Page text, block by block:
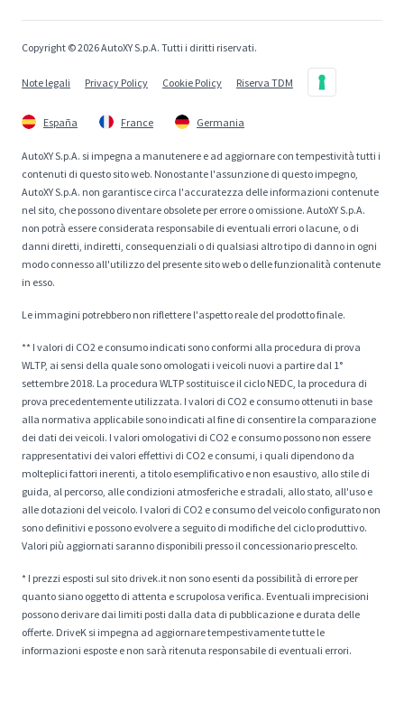
Copyright © 2026 AutoXY S.p.A. Tutti i diritti riservati.
Note legali Privacy Policy Cookie Policy Riserva TDM
España France Germania
AutoXY S.p.A. si impegna a manutenere e ad aggiornare con tempestività tutti i
contenuti di questo sito web. Nonostante l'assunzione di questo impegno,
AutoXY S.p.A. non garantisce circa l'accuratezza delle informazioni contenute
nel sito, che possono diventare obsolete per errore o omissione. AutoXY S.p.A.
non potrà essere considerata responsabile di eventuali errori o lacune, o di
danni diretti, indiretti, consequenziali o di qualsiasi altro tipo di danno in ogni
modo connesso all'utilizzo del presente sito web o delle funzionalità contenute
in esso.
Le immagini potrebbero non riflettere l'aspetto reale del prodotto finale.
** I valori di CO2 e consumo indicati sono conformi alla procedura di prova
WLTP, ai sensi della quale sono omologati i veicoli nuovi a partire dal 1°
settembre 2018. La procedura WLTP sostituisce il ciclo NEDC, la procedura di
prova precedentemente utilizzata. I valori di CO2 e consumo ottenuti in base
alla normativa applicabile sono indicati al fine di consentire la comparazione
dei dati dei veicoli. I valori omologativi di CO2 e consumo possono non essere
rappresentativi dei valori effettivi di CO2 e consumi, i quali dipendono da
molteplici fattori inerenti, a titolo esemplificativo e non esaustivo, allo stile di
guida, al percorso, alle condizioni atmosferiche e stradali, allo stato, all'uso e
alle dotazioni del veicolo. I valori di CO2 e consumo del veicolo configurato non
sono definitivi e possono evolvere a seguito di modifiche del ciclo produttivo.
Valori più aggiornati saranno disponibili presso il concessionario prescelto.
* I prezzi esposti sul sito drivek.it non sono esenti da possibilità di errore per
quanto siano oggetto di attenta e scrupolosa verifica. Eventuali imprecisioni
possono derivare dai limiti posti dalla data di pubblicazione e durata delle
offerte. DriveK si impegna ad aggiornare tempestivamente tutte le
informazioni esposte e non sarà ritenuta responsabile di eventuali errori.